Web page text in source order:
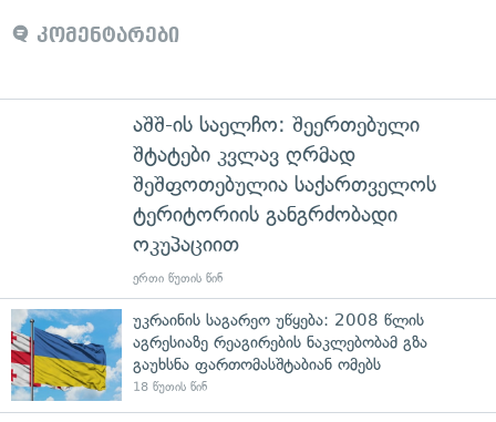
კომენტარები
აშშ-ის საელჩო: შეერთებული
შტატები კვლავ ღრმად
შეშფოთებულია საქართველოს
ტერიტორიის განგრძობადი
ოკუპაციით
ერთი წუთის წინ
უკრაინის საგარეო უწყება: 2008 წლის
აგრესიაზე რეაგირების ნაკლებობამ გზა
გაუხსნა ფართომასშტაბიან ომებს
18 წუთის წინ